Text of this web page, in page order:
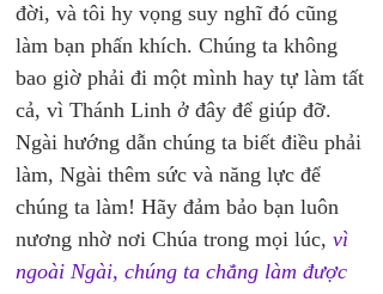
đời, và tôi hy vọng suy nghĩ đó cũng
làm bạn phấn khích. Chúng ta không
bao giờ phải đi một mình hay tự làm tất
cả, vì Thánh Linh ở đây để giúp đỡ.
Ngài hướng dẫn chúng ta biết điều phải
làm, Ngài thêm sức và năng lực để
chúng ta làm! Hãy đảm bảo bạn luôn
nương nhờ nơi Chúa trong mọi lúc, vì
ngoài Ngài, chúng ta chẳng làm được